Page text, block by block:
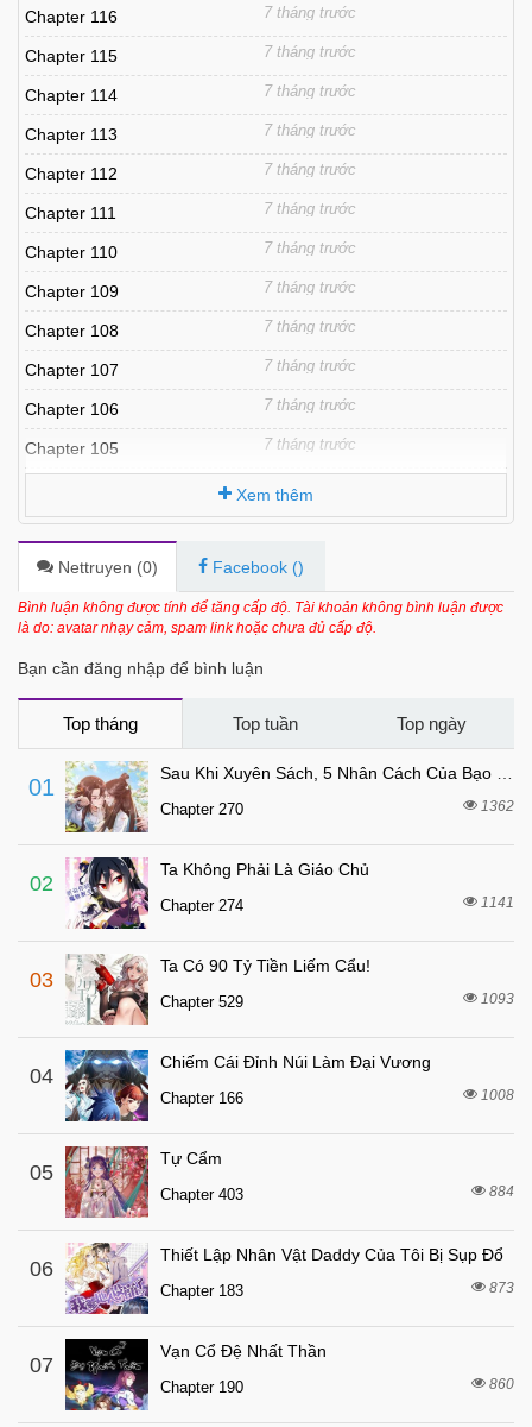
Chapter 116 7 tháng trước
Chapter 115 7 tháng trước
Chapter 114 7 tháng trước
Chapter 113 7 tháng trước
Chapter 112 7 tháng trước
Chapter 111 7 tháng trước
Chapter 110 7 tháng trước
Chapter 109 7 tháng trước
Chapter 108 7 tháng trước
Chapter 107 7 tháng trước
Chapter 106 7 tháng trước
Chapter 105 7 tháng trước
Chapter 103 7 tháng trước
Chapter 102 7 tháng trước
Chapter 101 7 tháng trước
7 tháng trước
Chapter 98 7 tháng trước
Chapter 97
Chapter 96
Chapter 95
Chapter 94 7 tháng trước
Chapter 93
Chapter 92 7 tháng trước
Chapter 91
Chapter 90 7 tháng trước
Chapter 89 7 tháng trước
Chapter 88
Chapter 87
Chapter 86
Chapter 85 7 tháng trước
Chapter 84 7 tháng trước
Chapter 83
Chapter 82 7 tháng trước
Chapter 81
Xem thêm
Nettruyen (0) Facebook ()
Bình luận không được tính để tăng cấp độ. Tài khoản không bình luận được
là do: avatar nhạy cảm, spam link hoặc chưa đủ cấp độ.
Bạn cần đăng nhập để bình luận
Top tháng Top tuần Top ngày
01
Chapter 270 1362
02
Ta Không Phải Là Giáo Chủ
Chapter 274 1141
03
Ta Có 90 Tỷ Tiền Liếm Cẩu!
Chapter 529 1093
04
Chiếm Cái Đỉnh Núi Làm Đại Vương
Chapter 166 1008
05
Tự Cẩm
Chapter 403 884
06
Thiết Lập Nhân Vật Daddy Của Tôi Bị Sụp Đổ
Chapter 183 873
07
Vạn Cổ Đệ Nhất Thần
Chapter 190 860